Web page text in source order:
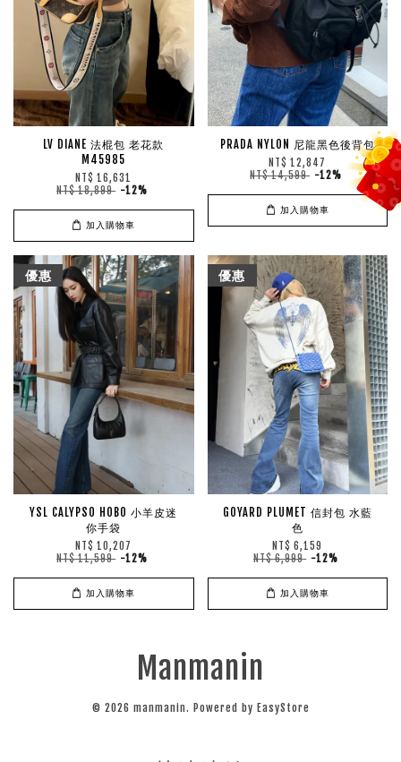
LV DIANE 法棍包 老花款
M45985
NT$ 16,631
NT$ 18,899 -12%
加入購物車
PRADA NYLON 尼龍黑色後背包
NT$ 12,847
NT$ 14,599 -12%
加入購物車
優惠
YSL CALYPSO HOBO 小羊皮迷
你手袋
NT$ 10,207
NT$ 11,599 -12%
加入購物車
優惠
GOYARD PLUMET 信封包 水藍
色
NT$ 6,159
NT$ 6,999 -12%
加入購物車
Manmanin
© 2026 manmanin. Powered by EasyStore